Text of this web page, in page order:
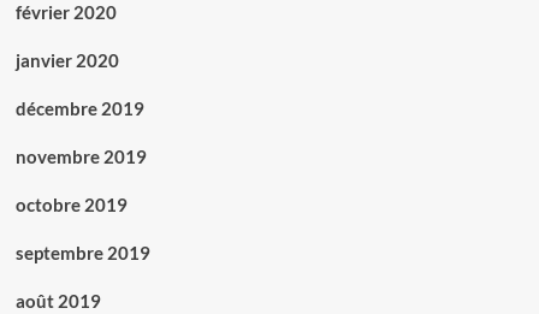
février 2020
janvier 2020
décembre 2019
novembre 2019
octobre 2019
septembre 2019
août 2019